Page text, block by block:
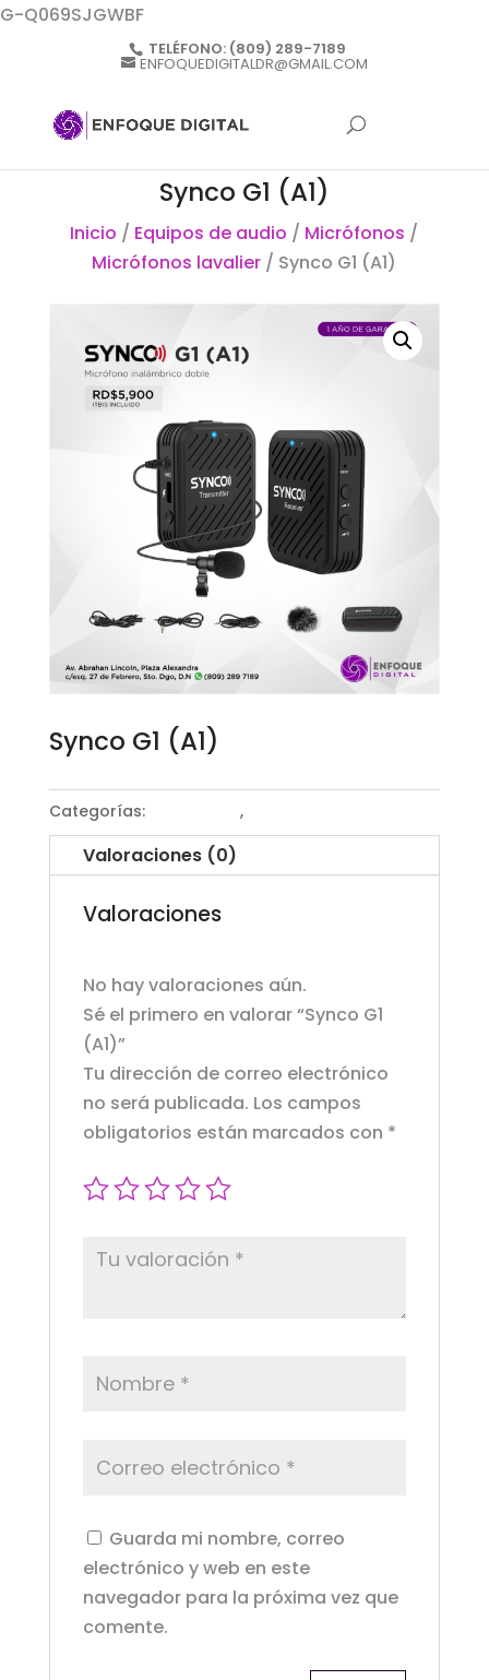
G-Q069SJGWBF
TELÉFONO: (809) 289-7189
ENFOQUEDIGITALDR@GMAIL.COM
Synco G1 (A1)
Inicio / Equipos de audio / Micrófonos /
Micrófonos lavalier / Synco G1 (A1)
Synco G1 (A1)
Categorías: ,
Valoraciones (0)
Valoraciones
No hay valoraciones aún.
Sé el primero en valorar “Synco G1
(A1)”
Tu dirección de correo electrónico
no será publicada. Los campos
obligatorios están marcados con *
Guarda mi nombre, correo
electrónico y web en este
navegador para la próxima vez que
comente.